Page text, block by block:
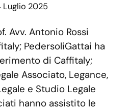
Luglio 2025
Avv. Antonio Rossi
PedersoliGattai ha
di Caffitaly;
Associato, Legance,
e Studio Legale
hanno assistito le